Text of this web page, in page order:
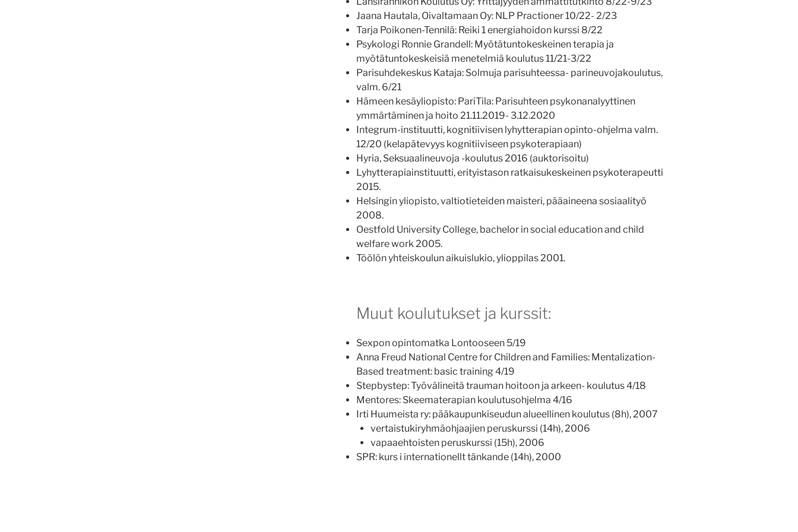
Jaana Hautala, Oivaltamaan Oy: NLP Practioner 10/22- 2/23
Tarja Poikonen-Tennilä: Reiki 1 energiahoidon kurssi 8/22
Psykologi Ronnie Grandell: Myötätuntokeskeinen terapia ja
myötätuntokeskeisiä menetelmiä koulutus 11/21-3/22
Parisuhdekeskus Kataja: Solmuja parisuhteessa- parineuvojakoulutus,
valm. 6/21
Hämeen kesäyliopisto: PariTila: Parisuhteen psykonanalyyttinen
ymmärtäminen ja hoito 21.11.2019- 3.12.2020
Integrum-instituutti, kognitiivisen lyhytterapian opinto-ohjelma valm.
12/20 (kelapätevyys kognitiiviseen psykoterapiaan)
Hyria, Seksuaalineuvoja -koulutus 2016 (auktorisoitu)
Lyhytterapiainstituutti, erityistason ratkaisukeskeinen psykoterapeutti
2015.
Helsingin yliopisto, valtiotieteiden maisteri, pääaineena sosiaalityö
2008.
Oestfold University College, bachelor in social education and child
welfare work 2005.
Töölön yhteiskoulun aikuislukio, ylioppilas 2001.
Muut koulutukset ja kurssit:
Sexpon opintomatka Lontooseen 5/19
Anna Freud National Centre for Children and Families: Mentalization-
Based treatment: basic training 4/19
Stepbystep: Työvälineitä trauman hoitoon ja arkeen- koulutus 4/18
Mentores: Skeematerapian koulutusohjelma 4/16
Irti Huumeista ry: pääkaupunkiseudun alueellinen koulutus (8h), 2007
vertaistukiryhmäohjaajien peruskurssi (14h), 2006
vapaaehtoisten peruskurssi (15h), 2006
SPR: kurs i internationellt tänkande (14h), 2000